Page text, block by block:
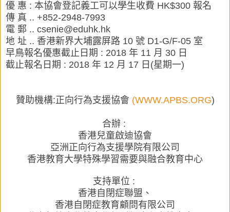
優 惠 : 本協會登記義工可以學生收費 HK$300 報名
傳 真 .. +852-2948-7993
電 郵 .. csenie@eduhk.hk
地 址 .. 香港新界大埔露屏路 10 號 D1-G/F-05 室
早鳥報名優惠截止日期 : 2018 年 11 月 30 日
截止報名日期 : 2018 年 12 月 17 日(星期一)
贊助機構:正向行為支援協會 (WWW.APBS.ORG)
合辦 :
香港兒童啟迪協會
亞洲正向行為支援學院有限公司
香港教育大學特殊學習需要與融合教育中心
支持單位 :
香港自閉症聯盟、
香港自閉症教育顧問有限公司